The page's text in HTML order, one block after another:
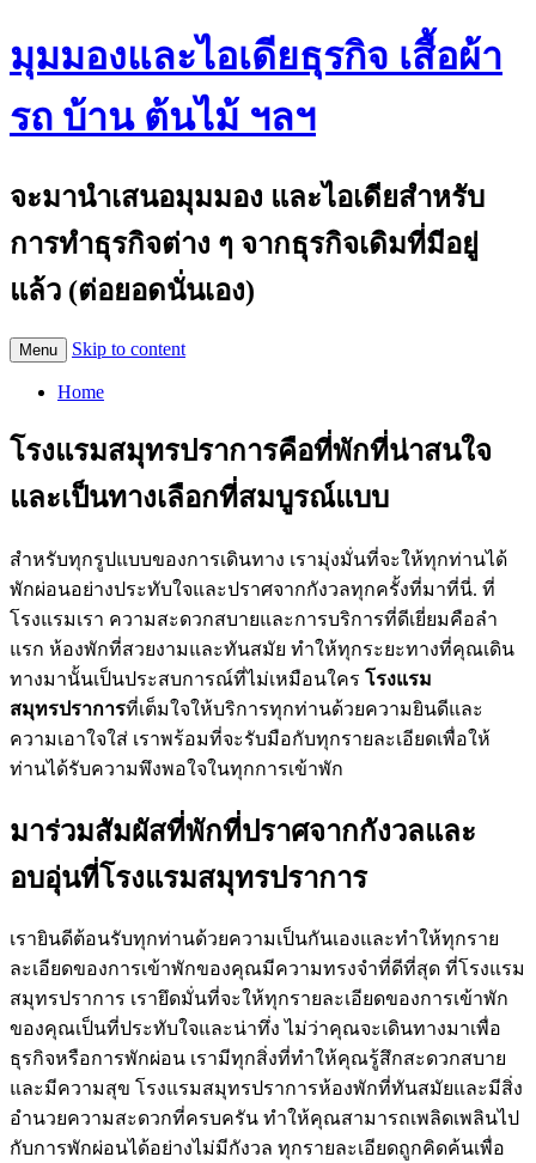
มุมมองและไอเดียธุรกิจ เสื้อผ้า
รถ บ้าน ต้นไม้ ฯลฯ
จะมานำเสนอมุมมอง และไอเดียสำหรับ
การทำธุรกิจต่าง ๆ จากธุรกิจเดิมที่มีอยู่
แล้ว (ต่อยอดนั่นเอง)
Menu Skip to content
Home
โรงแรมสมุทรปราการคือที่พักที่น่าสนใจ
และเป็นทางเลือกที่สมบูรณ์แบบ
สำหรับทุกรูปแบบของการเดินทาง เรามุ่งมั่นที่จะให้ทุกท่านได้
พักผ่อนอย่างประทับใจและปราศจากกังวลทุกครั้งที่มาที่นี่. ที่
โรงแรมเรา ความสะดวกสบายและการบริการที่ดีเยี่ยมคือลำ
แรก ห้องพักที่สวยงามและทันสมัย ทำให้ทุกระยะทางที่คุณเดิน
ทางมานั้นเป็นประสบการณ์ที่ไม่เหมือนใคร โรงแรม
สมุทรปราการที่เต็มใจให้บริการทุกท่านด้วยความยินดีและ
ความเอาใจใส่ เราพร้อมที่จะรับมือกับทุกรายละเอียดเพื่อให้
ท่านได้รับความพึงพอใจในทุกการเข้าพัก
มาร่วมสัมผัสที่พักที่ปราศจากกังวลและ
อบอุ่นที่โรงแรมสมุทรปราการ
เรายินดีต้อนรับทุกท่านด้วยความเป็นกันเองและทำให้ทุกราย
ละเอียดของการเข้าพักของคุณมีความทรงจำที่ดีที่สุด ที่โรงแรม
สมุทรปราการ เรายึดมั่นที่จะให้ทุกรายละเอียดของการเข้าพัก
ของคุณเป็นที่ประทับใจและน่าทึ่ง ไม่ว่าคุณจะเดินทางมาเพื่อ
ธุรกิจหรือการพักผ่อน เรามีทุกสิ่งที่ทำให้คุณรู้สึกสะดวกสบาย
และมีความสุข โรงแรมสมุทรปราการห้องพักที่ทันสมัยและมีสิ่ง
อำนวยความสะดวกที่ครบครัน ทำให้คุณสามารถเพลิดเพลินไป
กับการพักผ่อนได้อย่างไม่มีกังวล ทุกรายละเอียดถูกคิดค้นเพื่อ